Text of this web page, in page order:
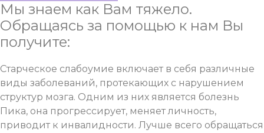
Мы знаем как Вам тяжело.
Обращаясь за помощью к нам Вы
получите:
Старческое слабоумие включает в себя различные
виды заболеваний, протекающих с нарушением
структур мозга. Одним из них является болезнь
Пика, она прогрессирует, меняет личность,
приводит к инвалидности. Лучше всего обращаться